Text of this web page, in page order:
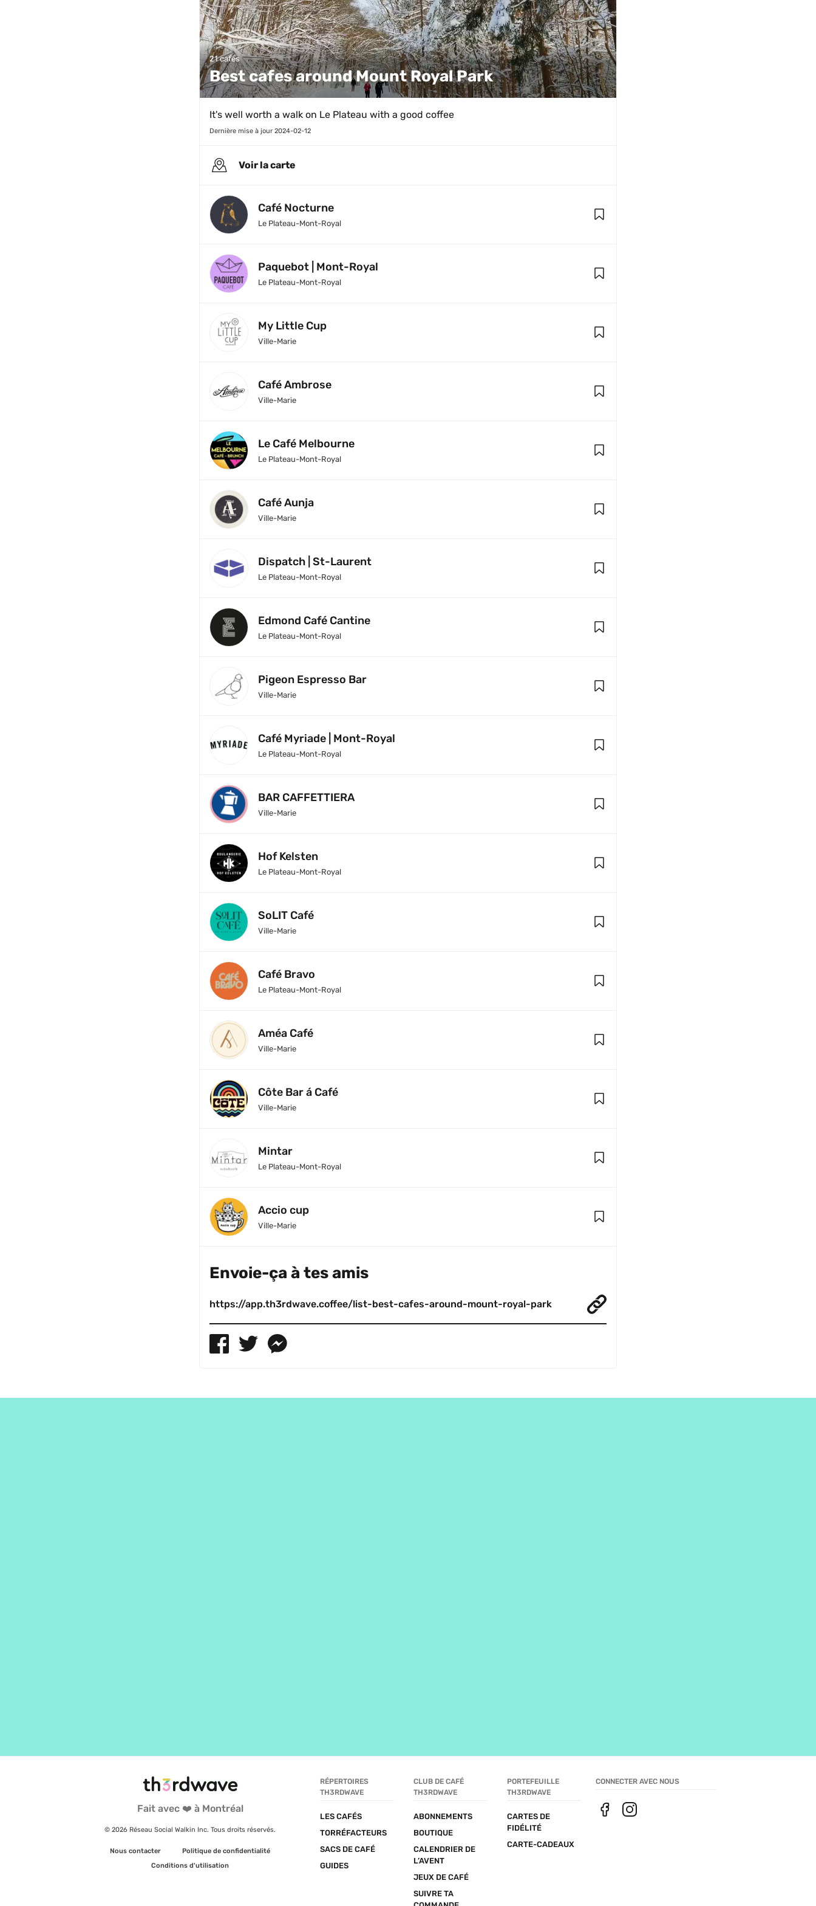
21 cafés
Best cafes around Mount Royal Park
It's well worth a walk on Le Plateau with a good coffee
Dernière mise à jour 2024-02-12
Voir la carte
Café Nocturne
Le Plateau-Mont-Royal
Paquebot | Mont-Royal
Le Plateau-Mont-Royal
My Little Cup
Ville-Marie
Café Ambrose
Ville-Marie
Le Café Melbourne
Le Plateau-Mont-Royal
Café Aunja
Ville-Marie
Dispatch | St-Laurent
Le Plateau-Mont-Royal
Edmond Café Cantine
Le Plateau-Mont-Royal
Pigeon Espresso Bar
Ville-Marie
Café Myriade | Mont-Royal
Le Plateau-Mont-Royal
BAR CAFFETTIERA
Ville-Marie
Hof Kelsten
Le Plateau-Mont-Royal
SoLIT Café
Ville-Marie
Café Bravo
Le Plateau-Mont-Royal
Améa Café
Ville-Marie
Côte Bar á Café
Ville-Marie
Mintar
Le Plateau-Mont-Royal
Accio cup
Ville-Marie
Envoie-ça à tes amis
Fait avec ❤️ à Montréal
© 2026 Réseau Social Walkin Inc. Tous droits réservés.
Nous contacter
Politique de confidentialité
Conditions d'utilisation
RÉPERTOIRES
TH3RDWAVE
LES CAFÉS
TORRÉFACTEURS
SACS DE CAFÉ
GUIDES
CLUB DE CAFÉ
TH3RDWAVE
ABONNEMENTS
BOUTIQUE
CALENDRIER DE
L’AVENT
JEUX DE CAFÉ
SUIVRE TA
PORTEFEUILLE
TH3RDWAVE
CARTES DE
FIDÉLITÉ
CARTE-CADEAUX
CONNECTER AVEC NOUS